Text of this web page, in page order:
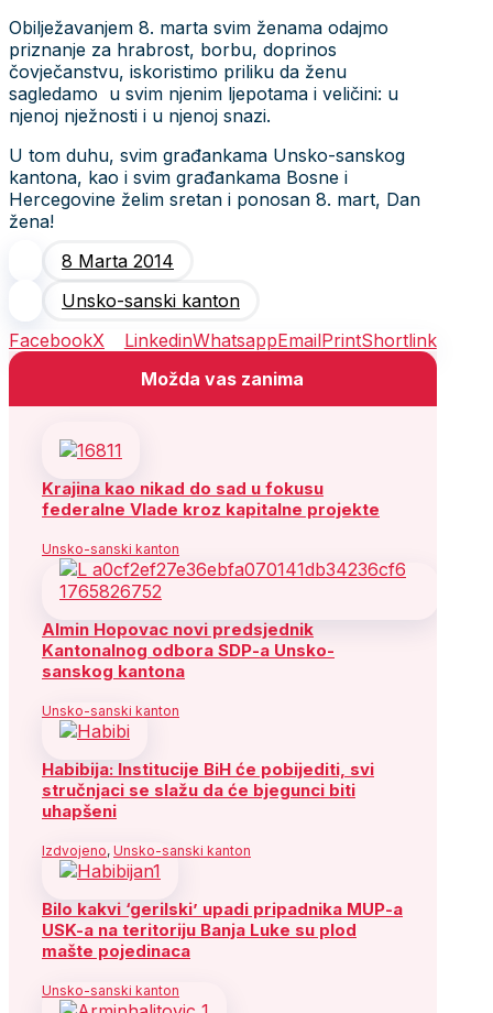
Obilježavanjem 8. marta svim ženama odajmo
priznanje za hrabrost, borbu, doprinos
čovječanstvu, iskoristimo priliku da ženu
sagledamo u svim njenim ljepotama i veličini: u
njenoj nježnosti i u njenoj snazi.
U tom duhu, svim građankama Unsko-sanskog
kantona, kao i svim građankama Bosne i
Hercegovine želim sretan i ponosan 8. mart, Dan
žena!
8 Marta 2014
Unsko-sanski kanton
FacebookX LinkedinWhatsappEmailPrintShortlink
Možda vas zanima
Krajina kao nikad do sad u fokusu
federalne Vlade kroz kapitalne projekte
Unsko-sanski kanton
Almin Hopovac novi predsjednik
Kantonalnog odbora SDP-a Unsko-
sanskog kantona
Unsko-sanski kanton
Habibija: Institucije BiH će pobijediti, svi
stručnjaci se slažu da će bjegunci biti
uhapšeni
Izdvojeno, Unsko-sanski kanton
Bilo kakvi ‘gerilski’ upadi pripadnika MUP-a
USK-a na teritoriju Banja Luke su plod
mašte pojedinaca
Unsko-sanski kanton